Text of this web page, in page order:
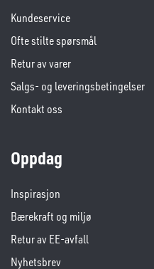
Kundeservice
Ofte stilte spørsmål
Retur av varer
Salgs- og leveringsbetingelser
Kontakt oss
Oppdag
Inspirasjon
Bærekraft og miljø
Retur av EE-avfall
Nyhetsbrev